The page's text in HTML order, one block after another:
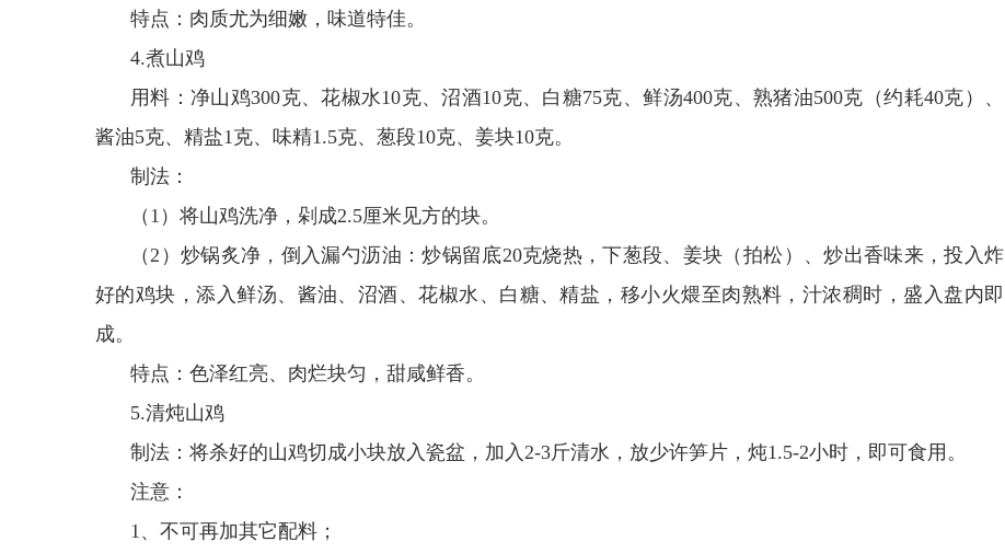
特点：肉质尤为细嫩，味道特佳。
4.煮山鸡
用料：净山鸡300克、花椒水10克、沼酒10克、白糖75克、鲜汤400克、熟猪油500克（约耗40克）、
酱油5克、精盐1克、味精1.5克、葱段10克、姜块10克。
制法：
（1）将山鸡洗净，剁成2.5厘米见方的块。
（2）炒锅炙净，倒入漏勺沥油：炒锅留底20克烧热，下葱段、姜块（拍松）、炒出香味来，投入炸
好的鸡块，添入鲜汤、酱油、沼酒、花椒水、白糖、精盐，移小火煨至肉熟料，汁浓稠时，盛入盘内即
成。
特点：色泽红亮、肉烂块匀，甜咸鲜香。
5.清炖山鸡
制法：将杀好的山鸡切成小块放入瓷盆，加入2-3斤清水，放少许笋片，炖1.5-2小时，即可食用。
注意：
1、不可再加其它配料；